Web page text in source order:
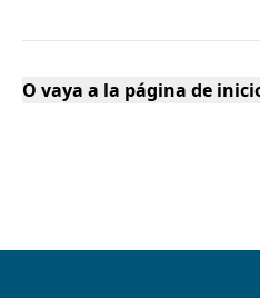
O vaya a la página de